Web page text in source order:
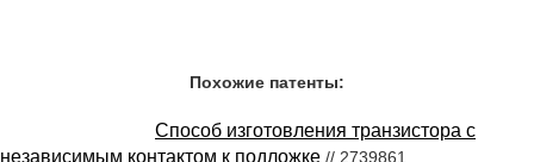
Похожие патенты:
Способ изготовления транзистора с
независимым контактом к подложке // 2739861